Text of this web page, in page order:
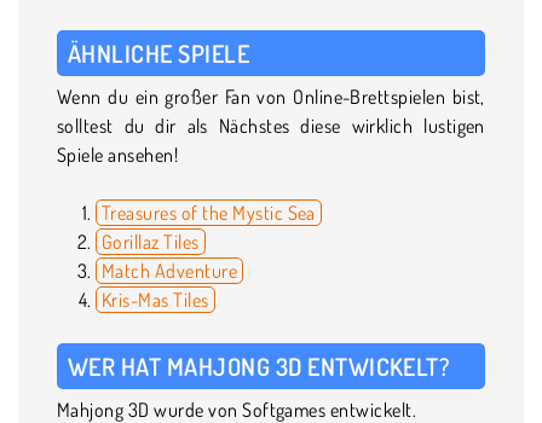
ÄHNLICHE SPIELE
Wenn du ein großer Fan von Online-Brettspielen bist,
solltest du dir als Nächstes diese wirklich lustigen
Spiele ansehen!
Treasures of the Mystic Sea
Gorillaz Tiles
Match Adventure
Kris-Mas Tiles
WER HAT MAHJONG 3D ENTWICKELT?
Mahjong 3D wurde von Softgames entwickelt.